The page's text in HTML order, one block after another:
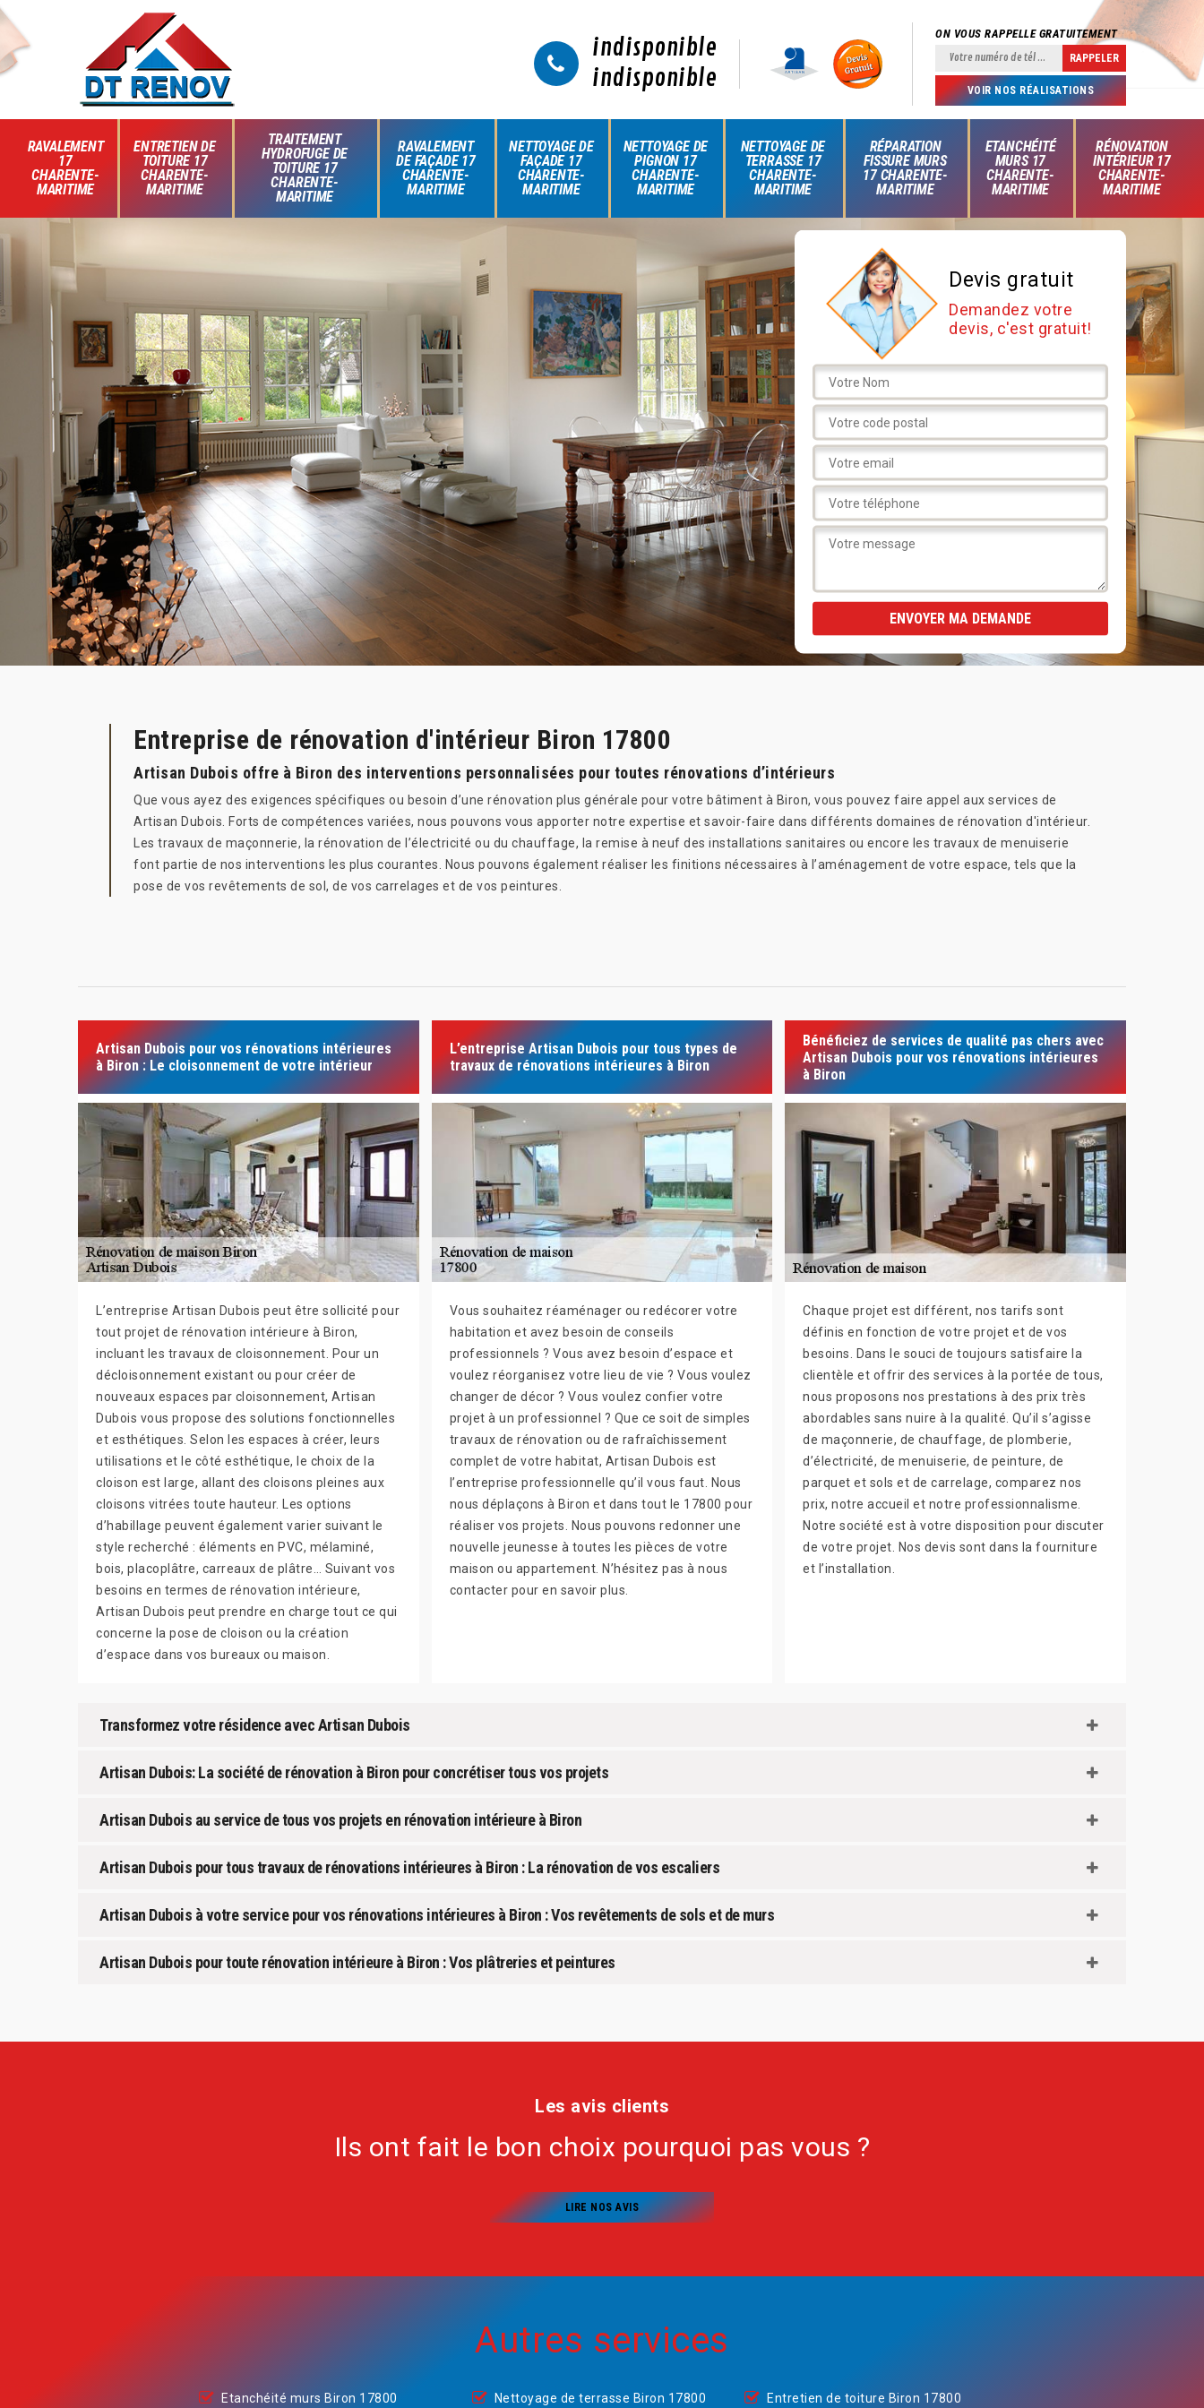
indisponible
indisponible
ON VOUS RAPPELLE GRATUITEMENT
VOIR NOS RÉALISATIONS
RAVALEMENT
17
CHARENTE-
MARITIME
ENTRETIEN DE
TOITURE 17
CHARENTE-
MARITIME
TRAITEMENT
HYDROFUGE DE
TOITURE 17
CHARENTE-
MARITIME
RAVALEMENT
DE FAÇADE 17
CHARENTE-
MARITIME
NETTOYAGE DE
FAÇADE 17
CHARENTE-
MARITIME
NETTOYAGE DE
PIGNON 17
CHARENTE-
MARITIME
NETTOYAGE DE
TERRASSE 17
CHARENTE-
MARITIME
RÉPARATION
FISSURE MURS
17 CHARENTE-
MARITIME
ETANCHÉITÉ
MURS 17
CHARENTE-
MARITIME
RÉNOVATION
INTÉRIEUR 17
CHARENTE-
MARITIME
Devis gratuit
Demandez votre
devis, c'est gratuit!
Entreprise de rénovation d'intérieur Biron 17800
Artisan Dubois offre à Biron des interventions personnalisées pour toutes rénovations d’intérieurs
Que vous ayez des exigences spécifiques ou besoin d’une rénovation plus générale pour votre bâtiment à Biron, vous pouvez faire appel aux services de
Artisan Dubois. Forts de compétences variées, nous pouvons vous apporter notre expertise et savoir-faire dans différents domaines de rénovation d'intérieur.
Les travaux de maçonnerie, la rénovation de l’électricité ou du chauffage, la remise à neuf des installations sanitaires ou encore les travaux de menuiserie
font partie de nos interventions les plus courantes. Nous pouvons également réaliser les finitions nécessaires à l’aménagement de votre espace, tels que la
pose de vos revêtements de sol, de vos carrelages et de vos peintures.
Artisan Dubois pour vos rénovations intérieures
à Biron : Le cloisonnement de votre intérieur
L’entreprise Artisan Dubois peut être sollicité pour
tout projet de rénovation intérieure à Biron,
incluant les travaux de cloisonnement. Pour un
décloisonnement existant ou pour créer de
nouveaux espaces par cloisonnement, Artisan
Dubois vous propose des solutions fonctionnelles
et esthétiques. Selon les espaces à créer, leurs
utilisations et le côté esthétique, le choix de la
cloison est large, allant des cloisons pleines aux
cloisons vitrées toute hauteur. Les options
d’habillage peuvent également varier suivant le
style recherché : éléments en PVC, mélaminé,
bois, placoplâtre, carreaux de plâtre… Suivant vos
besoins en termes de rénovation intérieure,
Artisan Dubois peut prendre en charge tout ce qui
concerne la pose de cloison ou la création
d’espace dans vos bureaux ou maison.
L’entreprise Artisan Dubois pour tous types de
travaux de rénovations intérieures à Biron
Vous souhaitez réaménager ou redécorer votre
habitation et avez besoin de conseils
professionnels ? Vous avez besoin d’espace et
voulez réorganisez votre lieu de vie ? Vous voulez
changer de décor ? Vous voulez confier votre
projet à un professionnel ? Que ce soit de simples
travaux de rénovation ou de rafraîchissement
complet de votre habitat, Artisan Dubois est
l’entreprise professionnelle qu’il vous faut. Nous
nous déplaçons à Biron et dans tout le 17800 pour
réaliser vos projets. Nous pouvons redonner une
nouvelle jeunesse à toutes les pièces de votre
maison ou appartement. N’hésitez pas à nous
contacter pour en savoir plus.
Bénéficiez de services de qualité pas chers avec
Artisan Dubois pour vos rénovations intérieures
à Biron
Chaque projet est différent, nos tarifs sont
définis en fonction de votre projet et de vos
besoins. Dans le souci de toujours satisfaire la
clientèle et offrir des services à la portée de tous,
nous proposons nos prestations à des prix très
abordables sans nuire à la qualité. Qu’il s’agisse
de maçonnerie, de chauffage, de plomberie,
d’électricité, de menuiserie, de peinture, de
parquet et sols et de carrelage, comparez nos
prix, notre accueil et notre professionnalisme.
Notre société est à votre disposition pour discuter
de votre projet. Nos devis sont dans la fourniture
et l’installation.
Transformez votre résidence avec Artisan Dubois
Artisan Dubois: La société de rénovation à Biron pour concrétiser tous vos projets
Artisan Dubois au service de tous vos projets en rénovation intérieure à Biron
Artisan Dubois pour tous travaux de rénovations intérieures à Biron : La rénovation de vos escaliers
Artisan Dubois à votre service pour vos rénovations intérieures à Biron : Vos revêtements de sols et de murs
Artisan Dubois pour toute rénovation intérieure à Biron : Vos plâtreries et peintures
Les avis clients
Ils ont fait le bon choix pourquoi pas vous ?
LIRE NOS AVIS
Autres services
Etanchéité murs Biron 17800 Nettoyage de terrasse Biron 17800 Entretien de toiture Biron 17800